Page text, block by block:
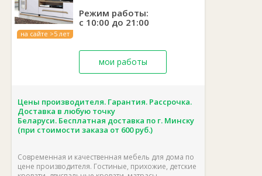
на сайте >5 лет
Режим работы:
с 10:00 до 21:00
мои работы
Цены производителя. Гарантия. Рассрочка.
Доставка в любую точку
Беларуси. Бесплатная доставка по г. Минску
(при стоимости заказа от 600 руб.)
Современная и качественная мебель для дома по
цене производителя. Гостиные, прихожие, детские